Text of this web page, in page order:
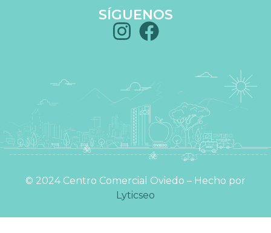
SÍGUENOS
©️ 2024 Centro Comercial Oviedo – Hecho por
Lyticseo